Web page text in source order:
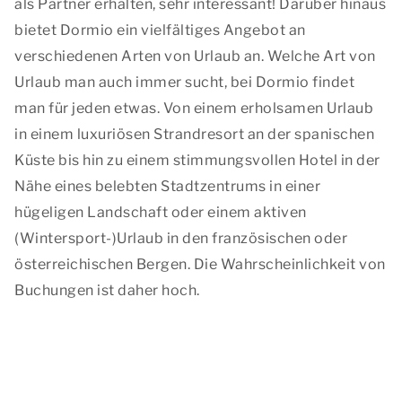
als Partner erhalten, sehr interessant! Darüber hinaus
bietet Dormio ein vielfältiges Angebot an
verschiedenen Arten von Urlaub an. Welche Art von
Urlaub man auch immer sucht, bei Dormio findet
man für jeden etwas. Von einem erholsamen Urlaub
in einem luxuriösen Strandresort an der spanischen
Küste bis hin zu einem stimmungsvollen Hotel in der
Nähe eines belebten Stadtzentrums in einer
hügeligen Landschaft oder einem aktiven
(Wintersport-)Urlaub in den französischen oder
österreichischen Bergen. Die Wahrscheinlichkeit von
Buchungen ist daher hoch.